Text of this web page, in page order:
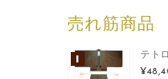
売れ筋商品
テト